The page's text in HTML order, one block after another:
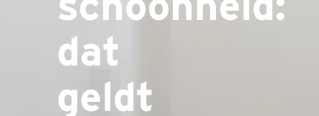
dat
geldt